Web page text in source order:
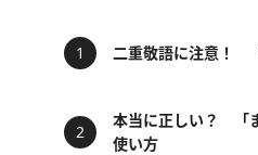
二重敬語に注意！
本当に正しい？ 「
使い方